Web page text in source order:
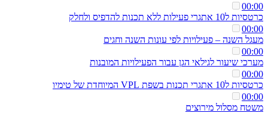
00:00
כרטסיות ל10 אתגרי פעילות ללא תכנות להדפיס ולחלק
00:00
מעגל השנה – פעילויות לפי עונות השנה וחגים
00:00
מערכי שיעור לגילאי הגן עבור הפעילויות המובנות
00:00
כרטסיות ל10 אתגרי תכנות בשפת VPL המיוחדת של טימיו
00:00
משטח מסלול מירוצים